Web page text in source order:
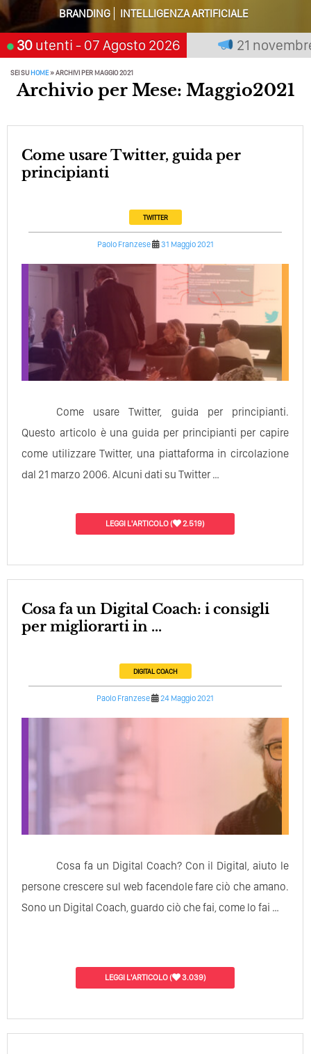
Solo Rumore…
Perché Non Guadagni Sui Social Media? Probabilmente
Tutto Peggiorerà
Quali Sono Gli Errori Della Comunicazione Politica? Il
Caso Delle Braccia Incrociate
Come Promuoversi Nel Wedding? Il Mio Intervento Per
BRANDING
INTELLIGENZA ARTIFICIALE
30 utenti - 07 Agosto 2026
chi aspetta, scegli: 21 novembre
SEI SUHOME»ARCHIVI PER MAGGIO 2021
Archivio per Mese: Maggio2021
Come usare Twitter, guida per
principianti
TWITTER
Paolo Franzese 31 Maggio 2021
Come usare Twitter, guida per principianti.
Questo articolo è una guida per principianti per capire
come utilizzare Twitter, una piattaforma in circolazione
dal 21 marzo 2006. Alcuni dati su Twitter …
LEGGI L'ARTICOLO( 2.519)
Cosa fa un Digital Coach: i consigli
per migliorarti in ...
DIGITAL COACH
Paolo Franzese 24 Maggio 2021
Cosa fa un Digital Coach? Con il Digital, aiuto le
persone crescere sul web facendole fare ciò che amano.
Sono un Digital Coach, guardo ciò che fai, come lo fai …
LEGGI L'ARTICOLO( 3.039)